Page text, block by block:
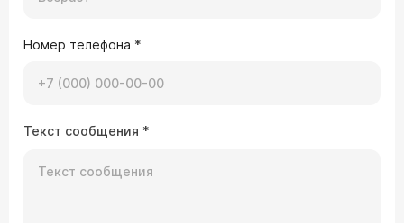
Номер телефона *
Текст сообщения *